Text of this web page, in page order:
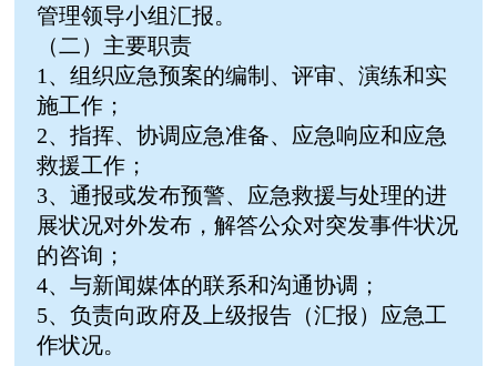
管理领导小组汇报。
（二）主要职责
1、组织应急预案的编制、评审、演练和实
施工作；
2、指挥、协调应急准备、应急响应和应急
救援工作；
3、通报或发布预警、应急救援与处理的进
展状况对外发布，解答公众对突发事件状况
的咨询；
4、与新闻媒体的联系和沟通协调；
5、负责向政府及上级报告（汇报）应急工
作状况。